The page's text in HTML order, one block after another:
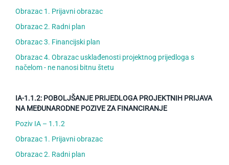
Obrazac 1. Prijavni obrazac
Obrazac 2. Radni plan
Obrazac 3. Financijski plan
Obrazac 4. Obrazac usklađenosti projektnog prijedloga s
načelom - ne nanosi bitnu štetu
IA-1.1.2: POBOLJŠANJE PRIJEDLOGA PROJEKTNIH PRIJAVA
NA MEĐUNARODNE POZIVE ZA FINANCIRANJE
Poziv IA – 1.1.2
Obrazac 1. Prijavni obrazac
Obrazac 2. Radni plan